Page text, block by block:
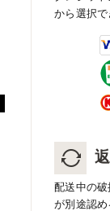
から選択
配送中の
が別途認